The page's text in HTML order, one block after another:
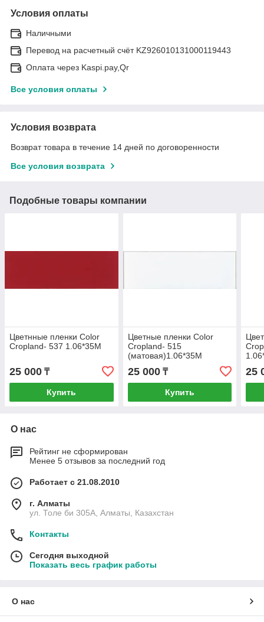
Условия оплаты
Наличными
Перевод на расчетный счёт KZ926010131000119443
Оплата через Kaspi.pay,Qr
Все условия оплаты
Условия возврата
Возврат товара в течение 14 дней по договоренности
Все условия возврата
Подобные товары компании
Цветнные пленки Color
Cropland- 537 1.06*35M
25 000 ₸
Купить
Цветные пленки Color
Cropland- 515
(матовая)1.06*35M
25 000₸
Купить
25
О нас
Рейтинг не сформирован
Менее 5 отзывов за последний год
Работает с 21.08.2010
г. Алматы
ул. Толе би 305А, Алматы, Казахстан
Контакты
Сегодня выходной
Показать весь график работы
О нас